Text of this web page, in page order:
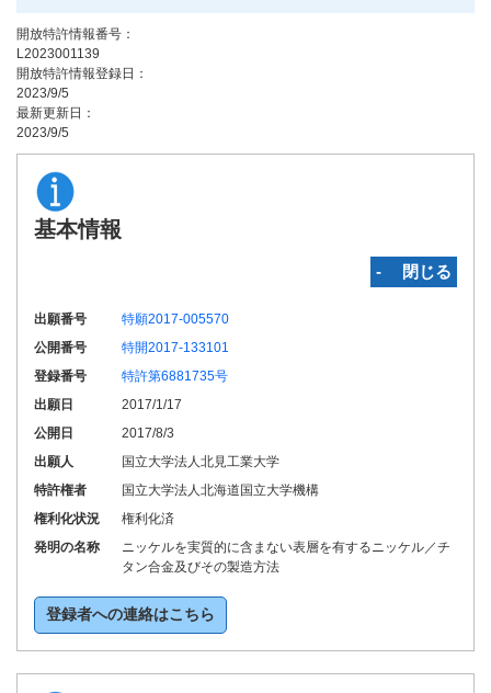
開放特許情報番号：
L2023001139
開放特許情報登録日：
2023/9/5
最新更新日：
2023/9/5
基本情報
‐ 閉じる
出願番号
特願2017-005570
公開番号
特開2017-133101
登録番号
特許第6881735号
出願日
2017/1/17
公開日
2017/8/3
出願人
国立大学法人北見工業大学
特許権者
国立大学法人北海道国立大学機構
権利化状況
権利化済
発明の名称
ニッケルを実質的に含まない表層を有するニッケル／チ
タン合金及びその製造方法
登録者への連絡はこちら